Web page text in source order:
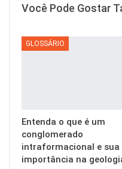
Você Pode Gostar
GLOSSÁRIO
Entenda o que é um
conglomerado
intraformacional e sua
importância na